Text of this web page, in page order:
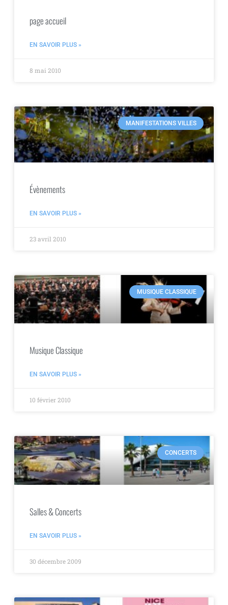
page accueil
EN SAVOIR PLUS »
8 mai 2010
MANIFESTATIONS VILLES
Évènements
EN SAVOIR PLUS »
23 avril 2010
MUSIQUE CLASSIQUE
Musique Classique
EN SAVOIR PLUS »
10 février 2010
CONCERTS
Salles & Concerts
EN SAVOIR PLUS »
30 décembre 2009